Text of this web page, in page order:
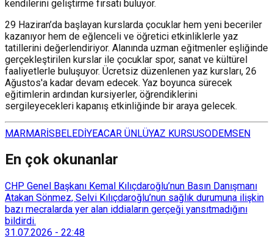
kendilerini geliştirme fırsatı buluyor.
29 Haziran’da başlayan kurslarda çocuklar hem yeni beceriler
kazanıyor hem de eğlenceli ve öğretici etkinliklerle yaz
tatillerini değerlendiriyor. Alanında uzman eğitmenler eşliğinde
gerçekleştirilen kurslar ile çocuklar spor, sanat ve kültürel
faaliyetlerle buluşuyor. Ücretsiz düzenlenen yaz kursları, 26
Ağustos'a kadar devam edecek. Yaz boyunca sürecek
eğitimlerin ardından kursiyerler, öğrendiklerini
sergileyecekleri kapanış etkinliğinde bir araya gelecek.
MARMARİSBELEDİYEACAR ÜNLÜYAZ KURSUSODEMSEN
En çok okunanlar
CHP Genel Başkanı Kemal Kılıçdaroğlu’nun Basın Danışmanı
Atakan Sönmez, Selvi Kılıçdaroğlu’nun sağlık durumuna ilişkin
bazı mecralarda yer alan iddiaların gerçeği yansıtmadığını
bildirdi.
31.07.2026 - 22:48